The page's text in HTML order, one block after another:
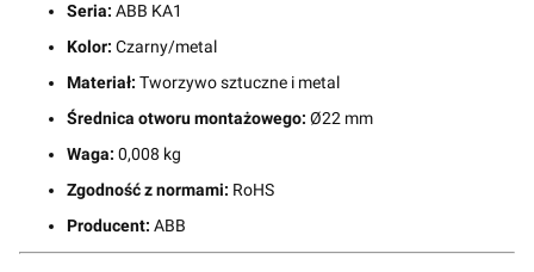
Seria: ABB KA1
Kolor: Czarny/metal
Materiał: Tworzywo sztuczne i metal
Średnica otworu montażowego: Ø22 mm
Waga: 0,008 kg
Zgodność z normami: RoHS
Producent: ABB